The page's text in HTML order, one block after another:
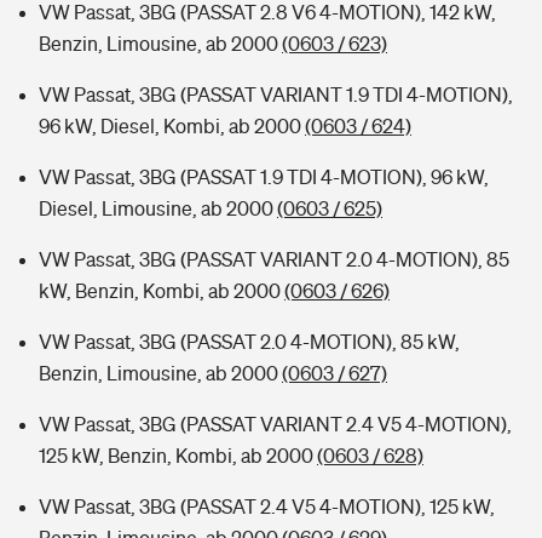
VW Passat, 3BG (PASSAT 2.8 V6 4-MOTION), 142 kW,
Benzin, Limousine, ab 2000(0603 / 623)
VW Passat, 3BG (PASSAT VARIANT 1.9 TDI 4-MOTION),
96 kW, Diesel, Kombi, ab 2000(0603 / 624)
VW Passat, 3BG (PASSAT 1.9 TDI 4-MOTION), 96 kW,
Diesel, Limousine, ab 2000(0603 / 625)
VW Passat, 3BG (PASSAT VARIANT 2.0 4-MOTION), 85
kW, Benzin, Kombi, ab 2000(0603 / 626)
VW Passat, 3BG (PASSAT 2.0 4-MOTION), 85 kW,
Benzin, Limousine, ab 2000(0603 / 627)
VW Passat, 3BG (PASSAT VARIANT 2.4 V5 4-MOTION),
125 kW, Benzin, Kombi, ab 2000(0603 / 628)
VW Passat, 3BG (PASSAT 2.4 V5 4-MOTION), 125 kW,